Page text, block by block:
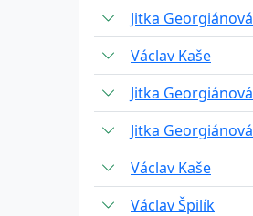
Jitka Georgiánová
Václav Kaše
Jitka Georgiánová
Jitka Georgiánová
Václav Kaše
Václav Špilík